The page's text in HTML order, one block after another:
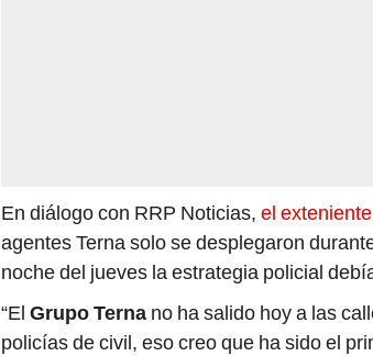
En diálogo con RRP Noticias, el
agentes Terna solo se desplegaron
noche del jueves la estrategia policial
“El Grupo Terna no ha salido hoy a las
policías de civil, eso creo que ha sido el